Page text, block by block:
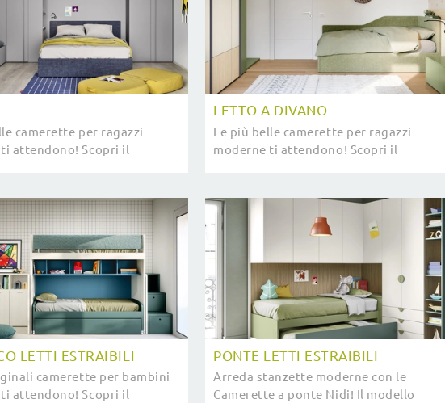
camerette per ragazzi
attendono! Scopri il
LETTO A DIVANO
Le più belle camerette per ragazzi
moderne ti attendono! Scopri il
LETTI ESTRAIBILI
camerette per bambini
attendono! Scopri il
PONTE LETTI ESTRAIBILI
Arreda stanzette moderne con le
Camerette a ponte Nidi! Il modello